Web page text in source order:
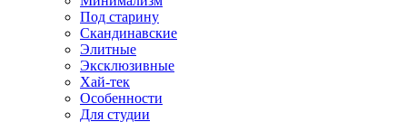
Под старину
Скандинавские
Элитные
Эксклюзивные
Хай-тек
Особенности
Для студии